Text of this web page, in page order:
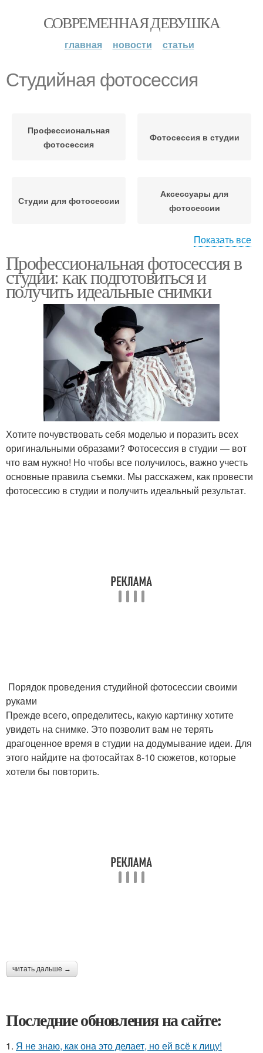
СОВРЕМЕННАЯ ДЕВУШКА
главная новости статьи
Студийная фотосессия
Профессиональная
фотосессия
Фотосессия в студии
Студии для фотосессии
Аксессуары для
фотосессии
Настроение на
фотосессии
Портрет на фотосессии
Показать все
Профессиональная фотосессия в
студии: как подготовиться и
получить идеальные снимки
Хотите почувствовать себя моделью и поразить всех
оригинальными образами? Фотосессия в студии — вот
что вам нужно! Но чтобы все получилось, важно учесть
основные правила съемки. Мы расскажем, как провести
фотосессию в студии и получить идеальный результат.
Порядок проведения студийной фотосессии своими
руками
Прежде всего, определитесь, какую картинку хотите
увидеть на снимке. Это позволит вам не терять
драгоценное время в студии на додумывание идеи. Для
этого найдите на фотосайтах 8-10 сюжетов, которые
хотели бы повторить.
читать дальше →
Последние обновления на сайте:
1. Я не знаю, как она это делает, но ей всё к лицу!